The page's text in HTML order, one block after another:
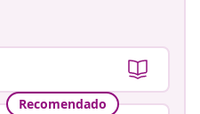
Recomendado